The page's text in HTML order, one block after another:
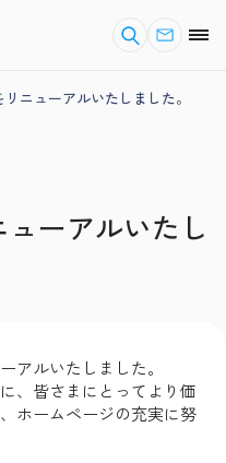
ニューアルいたしました。
ーアルいたし
アルいたしました。
、皆さまにとってより価
ホームページの充実に努